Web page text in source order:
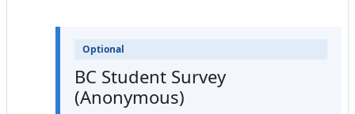
Optional
BC Student Survey
(Anonymous)